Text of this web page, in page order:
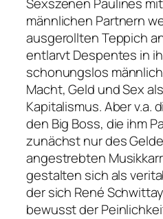
männlichen Partnern
ausgerollten Teppich
entlarvt Despentes in
schonungslos
Macht, Geld und Sex
Kapitalismus. Aber v.a.
den Big Boss, die ihm
zunächst nur des
angestrebten
gestalten sich als
der sich René
bewusst der